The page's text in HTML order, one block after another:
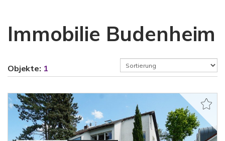
Immobilie Budenheim
Objekte: 1